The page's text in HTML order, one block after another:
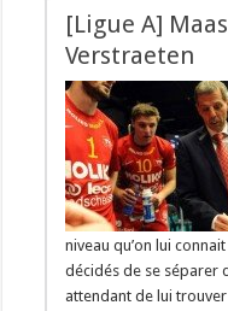
[Ligue A]
Verstraeten
niveau qu’on lui
décidés de se séparer
attendant de lui trouver